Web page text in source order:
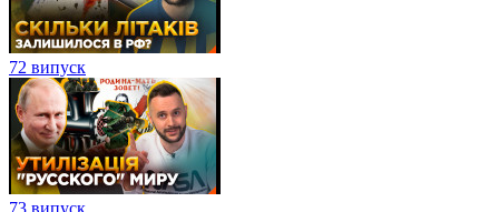
72 випуск
73 випуск